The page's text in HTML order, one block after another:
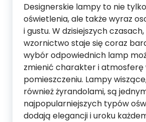
Designerskie lampy to nie
oświetlenia, ale także wyraz
i gustu. W dzisiejszych
wzornictwo staje się coraz
wybór odpowiednich lamp
zmienić charakter i atmosferę
pomieszczeniu. Lampy
również żyrandolami, są
najpopularniejszych typów
dodają elegancji i uroku